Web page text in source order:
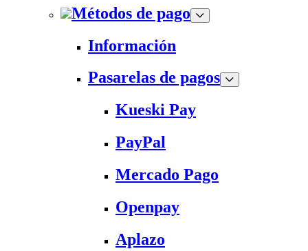
Métodos de pago
Información
Pasarelas de pagos
Kueski Pay
PayPal
Mercado Pago
Openpay
Aplazo